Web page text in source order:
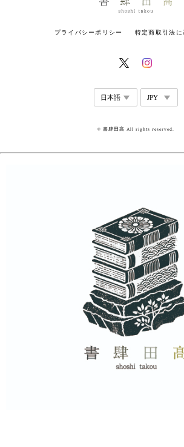
プライバシーポリシー 特定商取引法に
© 書肆田高 All rights reserved.